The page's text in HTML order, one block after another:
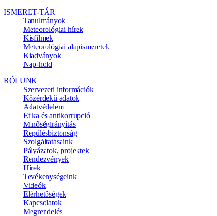
ISMERET-TÁR
Tanulmányok
Meteorológiai hírek
Kisfilmek
Meteorológiai alapismeretek
Kiadványok
Nap-hold
RÓLUNK
Szervezeti információk
Közérdekű adatok
Adatvédelem
Etika és antikorrupció
Minőségirányítás
Repülésbiztonság
Szolgáltatásaink
Pályázatok, projektek
Rendezvények
Hírek
Tevékenységeink
Videók
Elérhetőségek
Kapcsolatok
Megrendelés